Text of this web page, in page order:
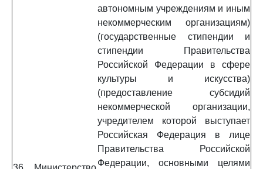
автономным учреждениям и иным
некоммерческим организациям)
(государственные стипендии и
стипендии Правительства
Российской Федерации в сфере
культуры и искусства)
(предоставление субсидий
некоммерческой организации,
учредителем которой выступает
Российская Федерация в лице
Правительства Российской
Федерации, основными целями